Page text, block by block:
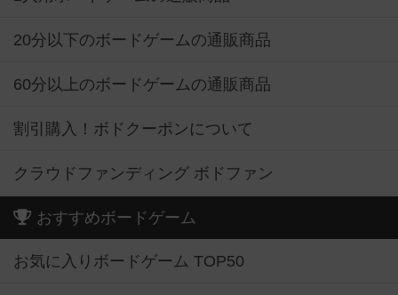
20分以下のボードゲームの通販商品
60分以上のボードゲームの通販商品
割引購入！ボドクーポンについて
クラウドファンディング ボドファン
おすすめボードゲーム
お気に入りボードゲーム TOP50